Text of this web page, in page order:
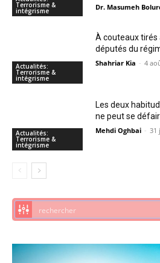
Terrorisme &
intégrisme Dr. Masumeh
Actualités:
Terrorisme &
intégrisme
À couteaux tirés
députés du
Shahriar Kia - 4
Actualités:
Terrorisme &
intégrisme
Les deux
ne peut se
Mehdi Oghbai - 31